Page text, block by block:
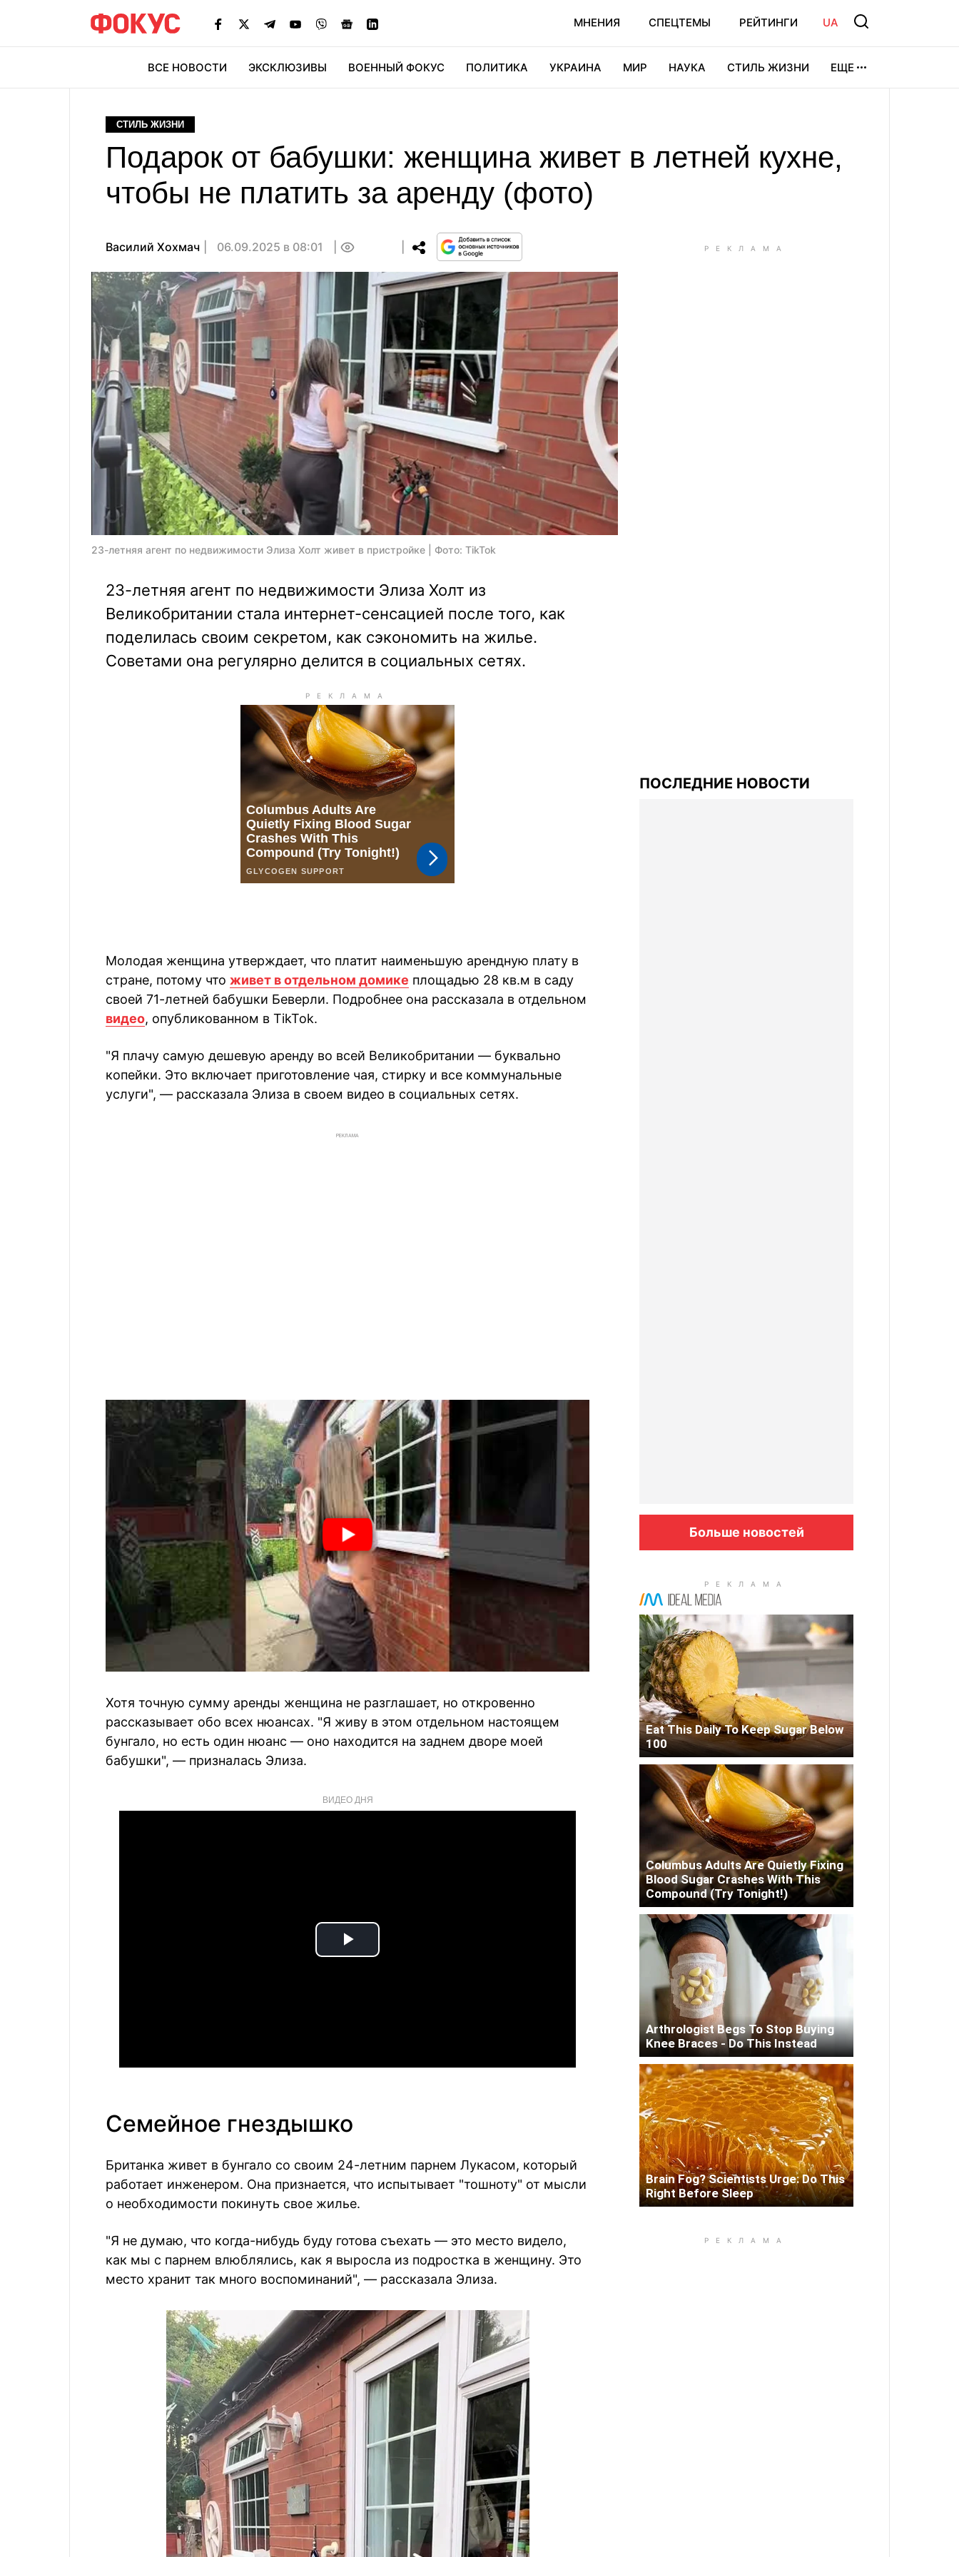
МНЕНИЯ СПЕЦТЕМЫ РЕЙТИНГИ UA
ВСЕ НОВОСТИ ЭКСКЛЮЗИВЫ ВОЕННЫЙ ФОКУС ПОЛИТИКА УКРАИНА МИР НАУКА СТИЛЬ ЖИЗНИ ЕЩЕ
СТИЛЬ ЖИЗНИ
Подарок от бабушки: женщина живет в летней кухне,
чтобы не платить за аренду (фото)
Василий Хохмач 06.09.2025 в 08:01
23-летняя агент по недвижимости Элиза Холт живет в пристройке | Фото: TikTok
23-летняя агент по недвижимости Элиза Холт из
Великобритании стала интернет-сенсацией после того, как
поделилась своим секретом, как сэкономить на жилье.
Советами она регулярно делится в социальных сетях.
Молодая женщина утверждает, что платит наименьшую арендную плату в
стране, потому что живет в отдельном домике площадью 28 кв.м в саду
своей 71-летней бабушки Беверли. Подробнее она рассказала в отдельном
видео, опубликованном в TikTok.
"Я плачу самую дешевую аренду во всей Великобритании — буквально
копейки. Это включает приготовление чая, стирку и все коммунальные
услуги", — рассказала Элиза в своем видео в социальных сетях.
РЕКЛАМА
Хотя точную сумму аренды женщина не разглашает, но откровенно
рассказывает обо всех нюансах. "Я живу в этом отдельном настоящем
бунгало, но есть один нюанс — оно находится на заднем дворе моей
бабушки", — призналась Элиза.
ВИДЕО ДНЯ
Play
Семейное гнездышко
Британка живет в бунгало со своим 24-летним парнем Лукасом, который
работает инженером. Она признается, что испытывает "тошноту" от мысли
о необходимости покинуть свое жилье.
"Я не думаю, что когда-нибудь буду готова съехать — это место видело,
как мы с парнем влюблялись, как я выросла из подростка в женщину. Это
место хранит так много воспоминаний", — рассказала Элиза.
ПОСЛЕДНИЕ НОВОСТИ
Больше новостей